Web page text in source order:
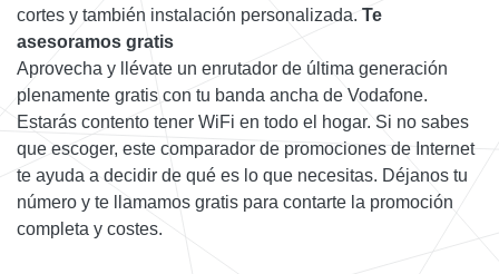
cortes y también instalación personalizada. Te
asesoramos gratis
Aprovecha y llévate un enrutador de última generación
plenamente gratis con tu banda ancha de Vodafone.
Estarás contento tener WiFi en todo el hogar. Si no sabes
que escoger, este comparador de promociones de Internet
te ayuda a decidir de qué es lo que necesitas. Déjanos tu
número y te llamamos gratis para contarte la promoción
completa y costes.